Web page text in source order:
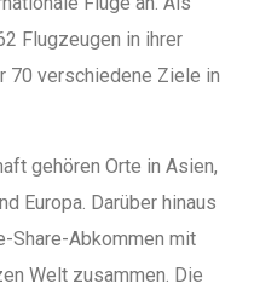
Flugzeugen in ihrer
70 verschiedene Ziele in
gehören Orte in Asien,
Europa. Darüber hinaus
Share-Abkommen mit
Welt zusammen. Die